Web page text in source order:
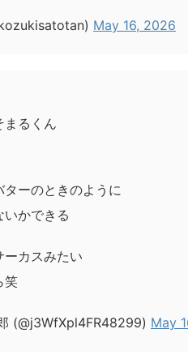
May 16, 2026
まるくん
ターのときのように
いかできる
ーカスみたい
笑
(@j3WfXpl4FR48299) May